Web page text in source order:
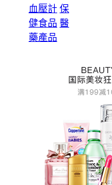
血壓計 保
健食品 醫
藥產品